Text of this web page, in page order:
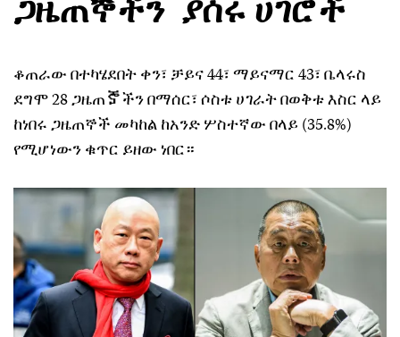
ጋዜጠኞችን ያሰሩ ሀገሮች
ቆጠራው በተካሄደበት ቀን፣ ቻይና 44፣ ማይናማር 43፣ ቤላሩስ
ደግሞ 28 ጋዜጠⶉችን በማሰር፣ ሶስቱ ሀገራት በወቅቱ እስር ላይ
ከነበሩ ጋዜጠኞች መካከል ከአንድ ሦስተኛው በላይ (35.8%)
የሚሆነውን ቁጥር ይዘው ነበር።